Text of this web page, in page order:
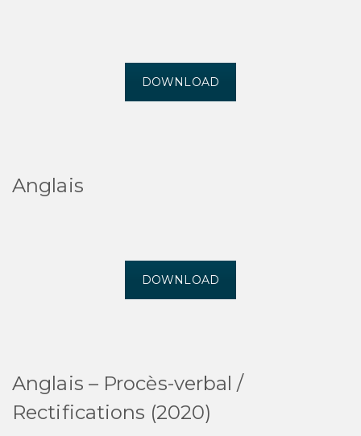
DOWNLOAD
Anglais
DOWNLOAD
Anglais – Procès-verbal /
Rectifications (2020)